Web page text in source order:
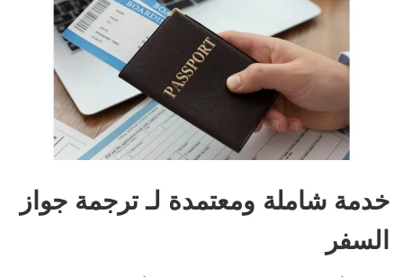
خدمة شاملة ومعتمدة لـ ترجمة جواز
السفر